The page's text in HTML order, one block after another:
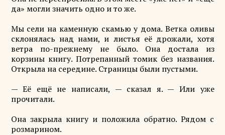
да» могли значить одно и то же.
Мы сели на каменную скамью у дома. Ветка оливы
склонялась над нами, и листья её дрожали, хотя
ветра по-прежнему не было. Она достала из
корзины книгу. Потрепанный томик без названия.
Открыла на середине. Страницы были пустыми.
— Её ещё не написали, — сказал я. — Или уже
прочитали.
Она закрыла книгу и положила обратно. Рядом с
розмарином.